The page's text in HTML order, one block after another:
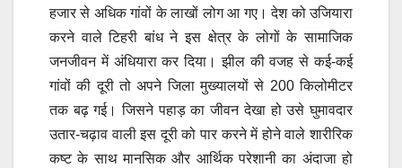
हजार से अधिक गांवों के लाखों लोग आ गए। देश को उजियारा
करने वाले टिहरी बांध ने इस क्षेत्र के लोगों के सामाजिक
जनजीवन में अंधियारा कर दिया। झील की वजह से कई-कई
गांवों की दूरी तो अपने जिला मुख्यालयों से 200 किलोमीटर
तक बढ़ गई। जिसने पहाड़ का जीवन देखा हो उसे घुमावदार
उतार-चढ़ाव वाली इस दूरी को पार करने में होने वाले शारीरिक
कष्ट के साथ मानसिक और आर्थिक परेशानी का अंदाजा हो